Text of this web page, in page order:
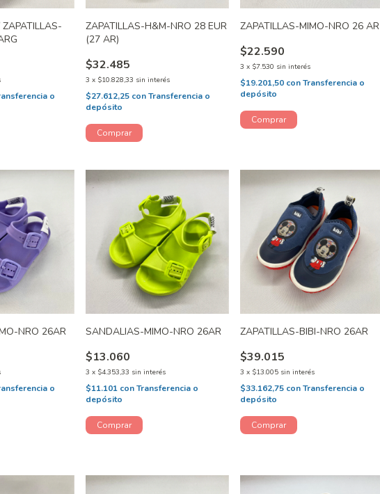
o
ZAPATILLAS-H&M-NRO 28 EUR
(27 AR)
$32.485
3 x $10.828,33 sin interés
$27.612,25 con Transferencia o
depósito
ZAPATILLAS-MIMO-NRO 26 AR
$22.590
3 x $7.530 sin interés
$19.201,50 conTransferencia o
depósito
NRO 26AR
o
SANDALIAS-MIMO-NRO 26AR
$13.060
3 x $4.353,33 sin interés
$11.101 con Transferencia o
depósito
ZAPATILLAS-BIBI-NRO 26AR
$39.015
3 x $13.005 sin interés
$33.162,75 conTransferencia o
depósito